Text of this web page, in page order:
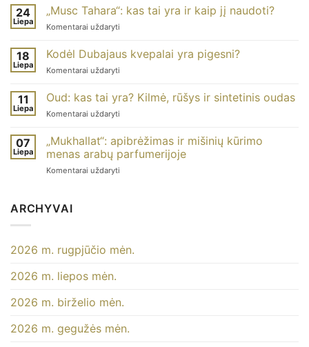
kvepalus,
rytietiškus
Dubajaus
skiriasi?
24
Liepa
„Musc Tahara“: kas tai yra ir kaip jį naudoti?
Komentarai uždaryti
Tahara“:
kas
ir
18
Liepa
Kodėl Dubajaus kvepalai yra pigesni?
Komentarai uždaryti
kodėl
Dubajaus
pigesni?
11
Liepa
Oud: kas tai yra? Kilmė, rūšys ir sintetinis oudas
Komentarai uždaryti
kas
yra?
07
Liepa
„Mukhallat“: apibrėžimas ir mišinių kūrimo
menas arabų parfumerijoje
Komentarai uždaryti
parfumerijoje
ARCHYVAI
2026 m. rugpjūčio mėn.
2026 m. liepos mėn.
2026 m. birželio mėn.
2026 m. gegužės mėn.